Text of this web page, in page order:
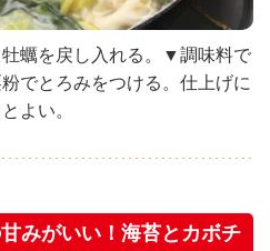
蠣を戻し入れる。▼調味料で
でとろみをつける。仕上げに
よい。
みがいい！海苔とカボチ